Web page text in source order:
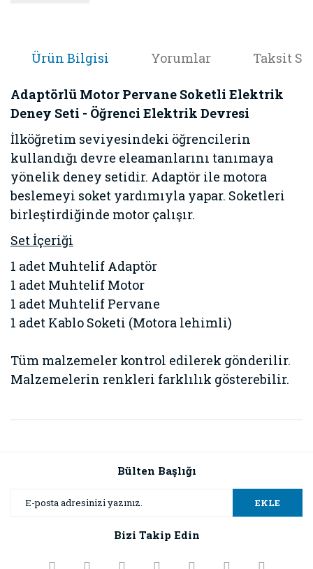
Ürün Bilgisi Yorumlar Taksit
Adaptörlü Motor Pervane Soketli Elektrik
Deney Seti - Öğrenci Elektrik Devresi
İlköğretim seviyesindeki öğrencilerin
kullandığı devre eleamanlarını tanımaya
yönelik deney setidir. Adaptör ile motora
beslemeyi soket yardımıyla yapar. Soketleri
birleştirdiğinde motor çalışır.
Set İçeriği
1 adet Muhtelif Adaptör
1 adet Muhtelif Motor
1 adet Muhtelif Pervane
1 adet Kablo Soketi (Motora lehimli)
Tüm malzemeler kontrol edilerek gönderilir.
Malzemelerin renkleri farklılık gösterebilir.
Görüş ve önerileriniz için teşekkür ederiz.
Ürün resmi kalitesiz, bozuk veya görüntülenemiyor.
Ürün bilgilerinde hatalar bulunuyor.
Bülten Başlığı
EKLE
Bizi Takip Edin